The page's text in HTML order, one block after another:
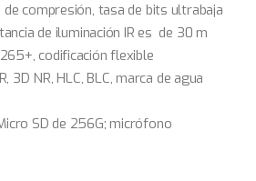
compresión, tasa de bits ultrabaja
de iluminación IR es de 30 m
codificación flexible
3D NR, HLC, BLC, marca de agua
SD de 256G; micrófono